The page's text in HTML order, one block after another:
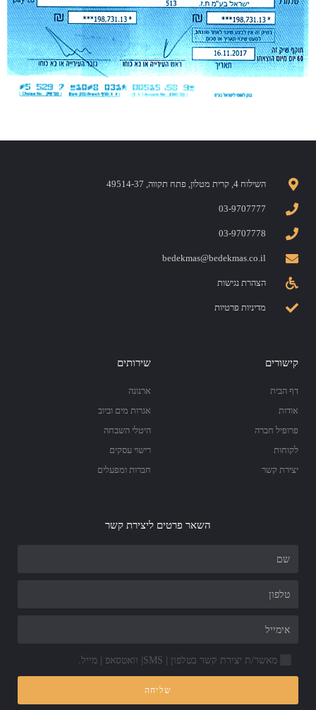
השילוח 4, קרית מטלון, פתח תקווה, 49514-37
03-9707777
03-9707778
bedekmas@bedekmas.co.il
הצהרת נגישות
מדיניות פרטיות
קישורים
דף הבית
אודות
פרופיל חברה
לקוחות
יצירת קשר
שירותים
ארנונה
אגרות מים וביוב
היטלי השבחה
רישוי עסקים
חברות ומפעלים
השאר פרטים ליצירת קשר
מאשר/ת יצירת קשר בטלפון | SMS| וואטסאפ | מייל.
שליחה